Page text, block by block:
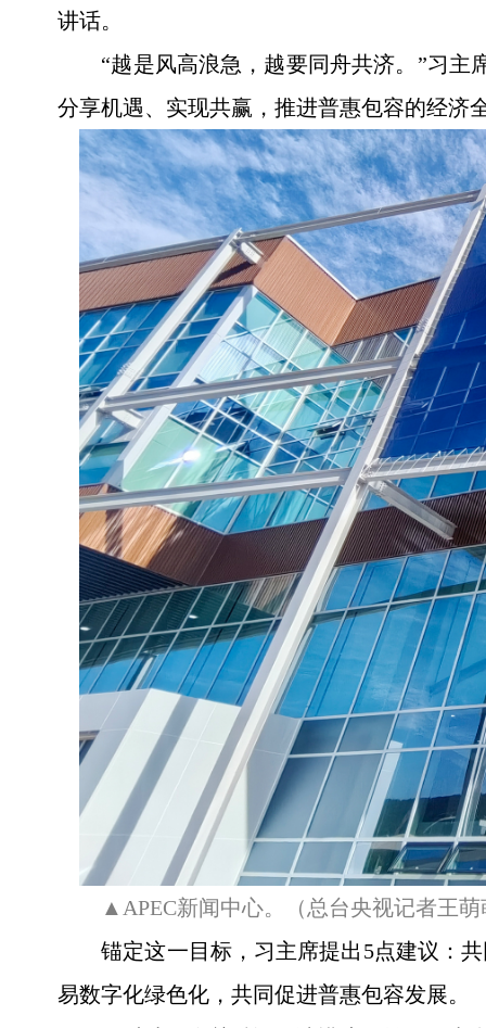
讲话。
“越是风高浪急，越要同舟共济。”习
分享机遇、实现共赢，推进普惠包容的经济
▲APEC新闻中心。（总台央视记者王
锚定这一目标，习主席提出5点建议：
易数字化绿色化，共同促进普惠包容发展。